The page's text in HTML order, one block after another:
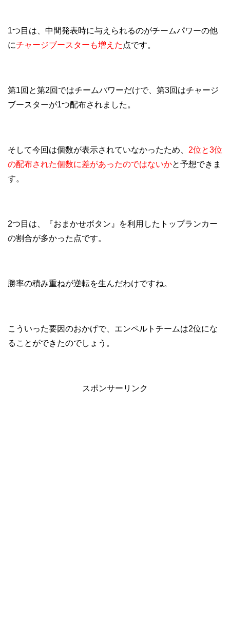
1つ目は、中間発表時に与えられるのがチームパワーの他
にチャージブースターも増えた 点です。
第1回と第2回ではチームパワーだけで、第3回はチャージ
ブースターが1つ配布されました。
そして今回は個数が表示されていなかったため、 2位と3位
の配布された個数に差があったのではないかと予想できま
す。
2つ目は、『おまかせボタン』を利用したトップランカー
の割合が多かった点です。
勝率の積み重ねが逆転を生んだわけですね。
こういった要因のおかげで、エンペルトチームは2位にな
ることができたのでしょう。
スポンサーリンク